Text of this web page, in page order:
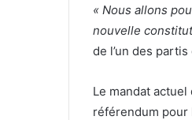
« Nous allons
nouvelle
de l’un des
Le mandat
référendum